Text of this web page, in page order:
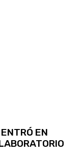
EN